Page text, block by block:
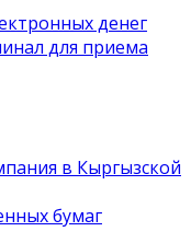
денег
для приема
в Кыргызской
бумаг